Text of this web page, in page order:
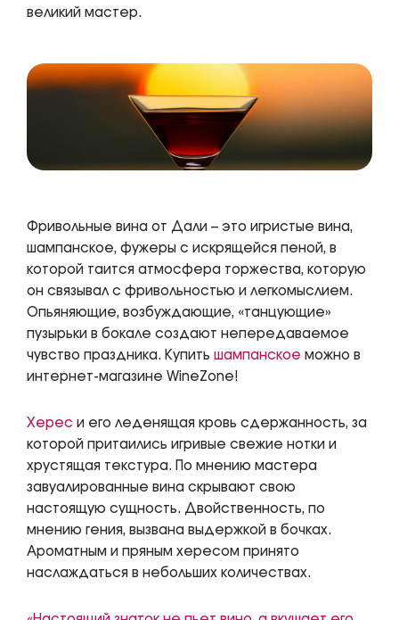
великий мастер.
Фривольные вина от Дали – это игристые вина,
шампанское, фужеры с искрящейся пеной, в
которой таится атмосфера торжества, которую
он связывал с фривольностью и легкомыслием.
Опьяняющие, возбуждающие, «танцующие»
пузырьки в бокале создают непередаваемое
чувство праздника. Купить шампанское можно в
интернет-магазине WineZone!
Херес и его леденящая кровь сдержанность, за
которой притаились игривые свежие нотки и
хрустящая текстура. По мнению мастера
завуалированные вина скрывают свою
настоящую сущность. Двойственность, по
мнению гения, вызвана выдержкой в бочках.
Ароматным и пряным хересом принято
наслаждаться в небольших количествах.